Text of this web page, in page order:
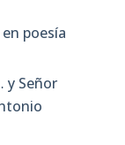
poesía
y Señor